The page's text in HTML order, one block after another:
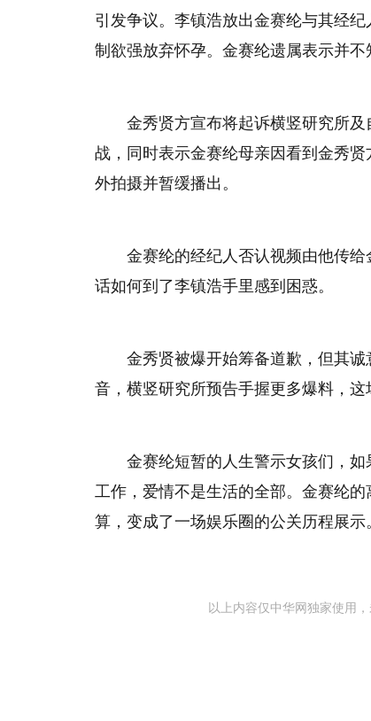
引发争议。李镇浩放出金赛纶与其经
制欲强放弃怀孕。金赛纶遗属表示并不
金秀贤方宣布将起诉横竖研究所
战，同时表示金赛纶母亲因看到金秀
外拍摄并暂缓播出。
金赛纶的经纪人否认视频由他传
话如何到了李镇浩手里感到困惑。
金秀贤被爆开始筹备道歉，但其
音，横竖研究所预告手握更多爆料，这
金赛纶短暂的人生警示女孩们，
工作，爱情不是生活的全部。金赛纶
算，变成了一场娱乐圈的公关历程展示
以上内容仅中华网独家使用